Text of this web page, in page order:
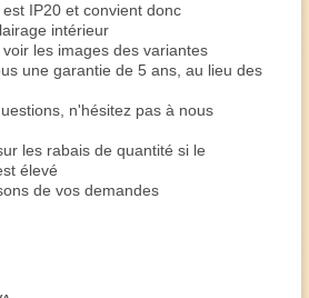
IP20 et convient donc
intérieur
les images des variantes
une garantie de 5 ans, au lieu des
n'hésitez pas à nous
les rabais de quantité si le
élevé
de vos demandes